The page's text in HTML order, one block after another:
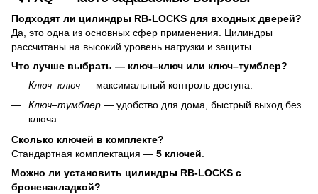
Подходят ли цилиндры RB-LOCKS для входных дверей?
Да, это одна из основных сфер применения. Цилиндры
рассчитаны на высокий уровень нагрузки и защиты.
Что лучше выбрать — ключ–ключ или ключ–тумблер?
Ключ–ключ — максимальный контроль доступа.
Ключ–тумблер — удобство для дома, быстрый выход без
ключа.
Сколько ключей в комплекте?
Стандартная комплектация — 5 ключей
Можно ли установить цилиндры RB-LOCKS с
броненакладкой?